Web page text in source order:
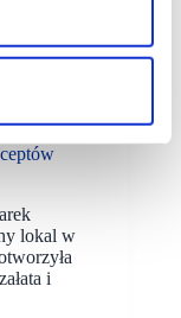
lokal w
i